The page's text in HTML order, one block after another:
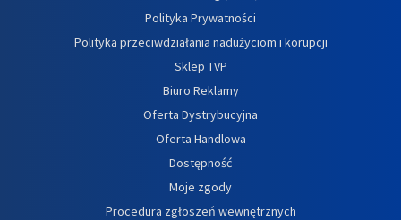
Polityka Prywatności
Polityka przeciwdziałania nadużyciom i korupcji
Sklep TVP
Biuro Reklamy
Oferta Dystrybucyjna
Oferta Handlowa
Dostępność
Moje zgody
Procedura zgłoszeń wewnętrznych